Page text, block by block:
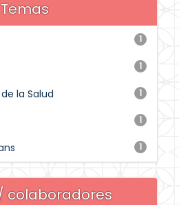
Temas
1
1
1
la Salud
1
1
colaboradores